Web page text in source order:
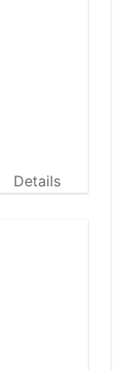
Details